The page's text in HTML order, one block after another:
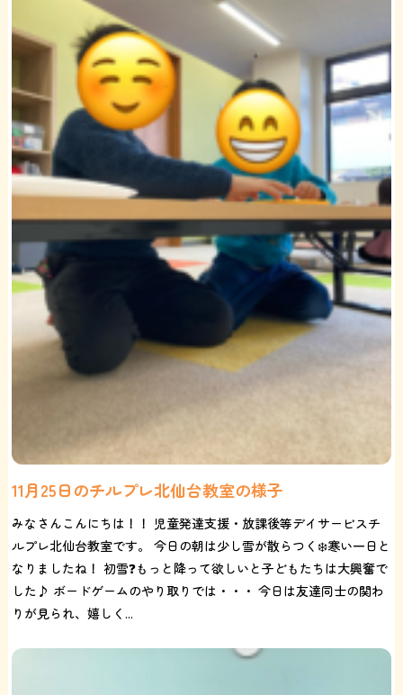
11月25日のチルプレ北仙台教室の様子
みなさんこんにちは！！ 児童発達支援・放課後等デイサービスチ
ルプレ北仙台教室です。 今日の朝は少し雪が散らつく❄️寒い一日と
なりましたね！ 初雪❓もっと降って欲しいと子どもたちは大興奮で
した♪ ボードゲームのやり取りでは・・・ 今日は友達同士の関わ
りが見られ、嬉しく...